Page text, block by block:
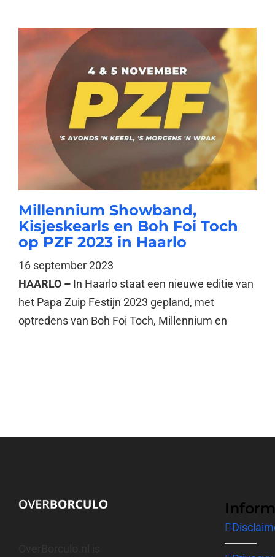
Millennium Showband,
Kisjeskearls en Boh Foi Toch
op PZF 2023 in Haarlo
16 september 2023
HAARLO – In Haarlo staat een nieuwe editie van
het Papa Zuip Festijn 2023 gepland, met
optredens van Boh Foi Toch, Millennium en